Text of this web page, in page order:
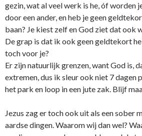
gezin, wat al veel werk is he, óf worden
door een ander, en heb je geen
baan? Je kiest zelf en God ziet dat ook
De grap is dat ik ook geen geldtekort
toch voor je?
Er zijn natuurlijk grenzen, want God is,
extremen, dus ik sleur ook niet 7 dagen
het park en loop in een jute zak. Blijf
Jezus zag er toch ook uit als een sober
aardse dingen. Waarom wij dan wel?